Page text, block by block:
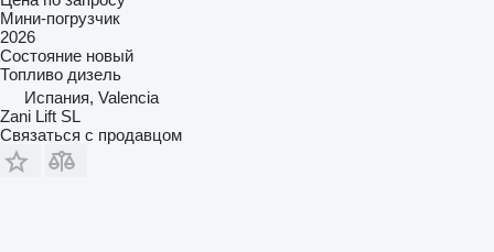
Мини-погрузчик
2026
Состояние новый
Топливо дизель
Испания, Valencia
Zani Lift SL
Связаться с продавцом